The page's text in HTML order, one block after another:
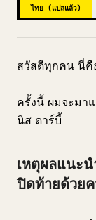
ไทย (แปลแล้ว)
สวัสดีทุกคน นี่คื
ครั้งนี้ ผมจะมา
นิส ดาร์บี้
เหตุผลแนะ
ปิดท้ายด้วยค